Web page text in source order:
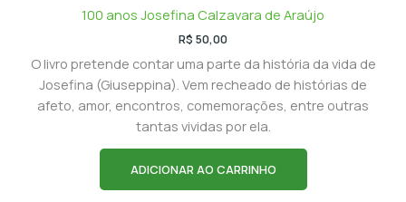
100 anos Josefina Calzavara de Araújo
R$ 50,00
O livro pretende contar uma parte da história da vida de
Josefina (Giuseppina). Vem recheado de histórias de
afeto, amor, encontros, comemorações, entre outras
tantas vividas por ela.
ADICIONAR AO CARRINHO